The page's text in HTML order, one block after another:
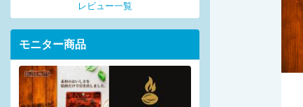
レビュー一覧
モニター商品